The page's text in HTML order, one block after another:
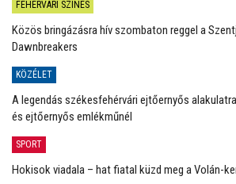
FEHÉRVÁRI SZÍNES
Közös bringázásra hív szombaton reggel a
Dawnbreakers
KÖZÉLET
A legendás székesfehérvári ejtőernyős
és ejtőernyős emlékműnél
SPORT
Hokisok viadala – hat fiatal küzd meg a Volán-